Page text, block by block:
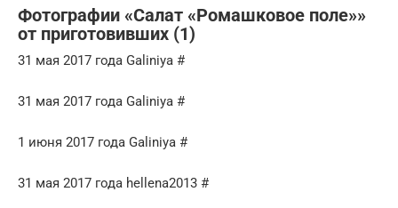
Фотографии «Салат «Ромашковое поле»»
от приготовивших (1)
31 мая 2017 года Galiniya #
31 мая 2017 года Galiniya #
1 июня 2017 года Galiniya #
31 мая 2017 года hellena2013 #